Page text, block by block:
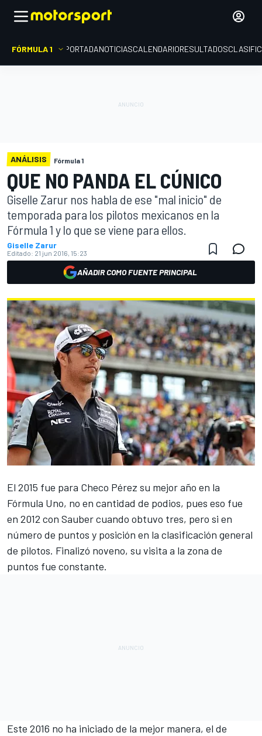
FÓRMULA 1 PORTADANOTICIASCALENDARIORESULTADOS
ANÁLISIS Fórmula 1
QUE NO PANDA EL CÚNICO
Giselle Zarur nos habla de ese "mal inicio" de
temporada para los pilotos mexicanos en la
Fórmula 1 y lo que se viene para ellos.
Giselle Zarur
Editado: 21 jun 2016, 15:23
AÑADIR COMO FUENTE PRINCIPAL
El 2015 fue para Checo Pérez su mejor año en la
Fórmula Uno, no en cantidad de podios, pues eso fue
en 2012 con Sauber cuando obtuvo tres, pero si en
número de puntos y posición en la clasificación general
de pilotos. Finalizó noveno, su visita a la zona de
puntos fue constante.
Este 2016 no ha iniciado de la mejor manera, el de